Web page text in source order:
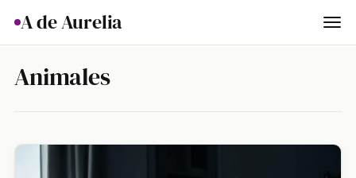
A de Aurelia
Ciencia & Naturaleza
Animales